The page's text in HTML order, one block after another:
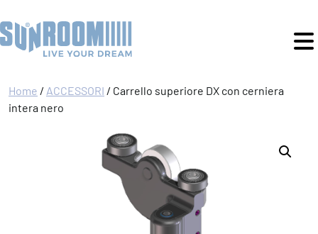
Home / ACCESSORI / Carrello superiore DX con cerniera
intera nero